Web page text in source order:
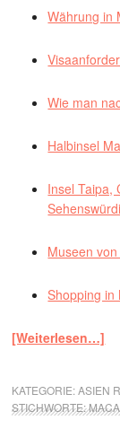
Währung in
Wie man
Halbinsel
Insel Taipa,
Museen
Shopping in
[Weiterlesen…]
KATEGORIE:ASIEN
STICHWORTE: